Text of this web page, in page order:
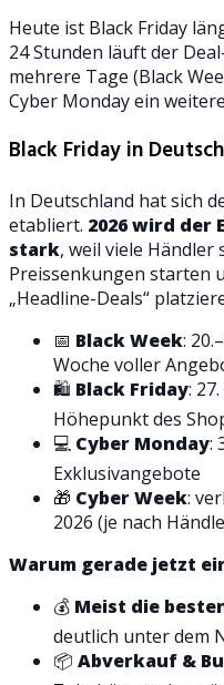
Heute ist Black Friday
24 Stunden läuft der
mehrere Tage (Black
Cyber Monday ein
Black Friday in
In Deutschland hat sich
etabliert. 2026 wird der
stark, weil viele Händler
Preissenkungen starten
„Headline-Deals“
📅 Black Week:
Woche voller
🛍️ Black Friday:
Höhepunkt des
💻 Cyber Monday:
Exklusivangebote
🎁 Cyber Week:
2026 (je nach
Warum gerade jetzt
💰 Meist die
deutlich unter dem
📦 Abverkauf &